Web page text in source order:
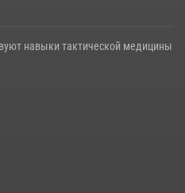
навыки тактической медицины